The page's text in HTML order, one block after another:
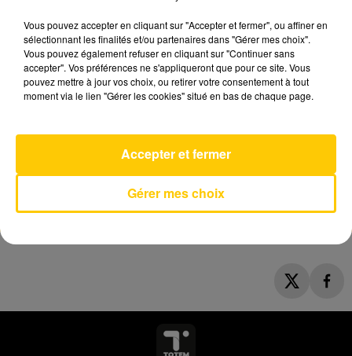
My Sharona
THE KNACK
Vous pouvez accepter en cliquant sur "Accepter et fermer", ou affiner en
sélectionnant les finalités et/ou partenaires dans "Gérer mes choix".
Vous pouvez également refuser en cliquant sur "Continuer sans
accepter". Vos préférences ne s'appliqueront que pour ce site. Vous
pouvez mettre à jour vos choix, ou retirer votre consentement à tout
moment via le lien "Gérer les cookies" situé en bas de chaque page.
Gérer mes choix
Accepter et fermer